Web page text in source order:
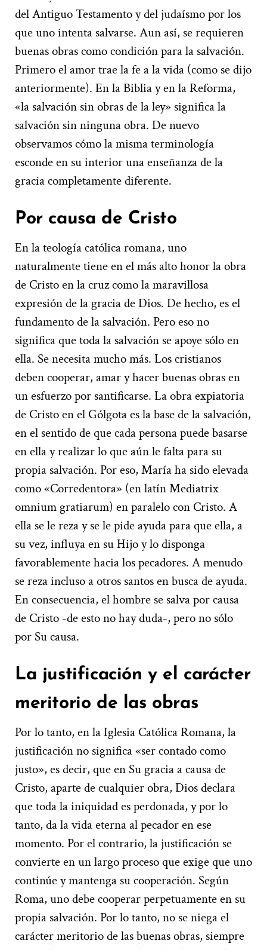
del Antiguo Testamento y del judaísmo por los
que uno intenta salvarse. Aun así, se requieren
buenas obras como condición para la salvación.
Primero el amor trae la fe a la vida (como se dijo
anteriormente). En la Biblia y en la Reforma,
«la salvación sin obras de la ley» significa la
salvación sin ninguna obra. De nuevo
observamos cómo la misma terminología
esconde en su interior una enseñanza de la
gracia completamente diferente.
Por causa de Cristo
En la teología católica romana, uno
naturalmente tiene en el más alto honor la obra
de Cristo en la cruz como la maravillosa
expresión de la gracia de Dios. De hecho, es el
fundamento de la salvación. Pero eso no
significa que toda la salvación se apoye sólo en
ella. Se necesita mucho más. Los cristianos
deben cooperar, amar y hacer buenas obras en
un esfuerzo por santificarse. La obra expiatoria
de Cristo en el Gólgota es la base de la salvación,
en el sentido de que cada persona puede basarse
en ella y realizar lo que aún le falta para su
propia salvación. Por eso, María ha sido elevada
como «Corredentora» (en latín Mediatrix
omnium gratiarum) en paralelo con Cristo. A
ella se le reza y se le pide ayuda para que ella, a
su vez, influya en su Hijo y lo disponga
favorablemente hacia los pecadores. A menudo
se reza incluso a otros santos en busca de ayuda.
En consecuencia, el hombre se salva por causa
de Cristo -de esto no hay duda-, pero no sólo
por Su causa.
La justificación y el carácter
meritorio de las obras
Por lo tanto, en la Iglesia Católica Romana, la
justificación no significa «ser contado como
justo», es decir, que en Su gracia a causa de
Cristo, aparte de cualquier obra, Dios declara
que toda la iniquidad es perdonada, y por lo
tanto, da la vida eterna al pecador en ese
momento. Por el contrario, la justificación se
convierte en un largo proceso que exige que uno
continúe y mantenga su cooperación. Según
Roma, uno debe cooperar perpetuamente en su
propia salvación. Por lo tanto, no se niega el
carácter meritorio de las buenas obras, siempre